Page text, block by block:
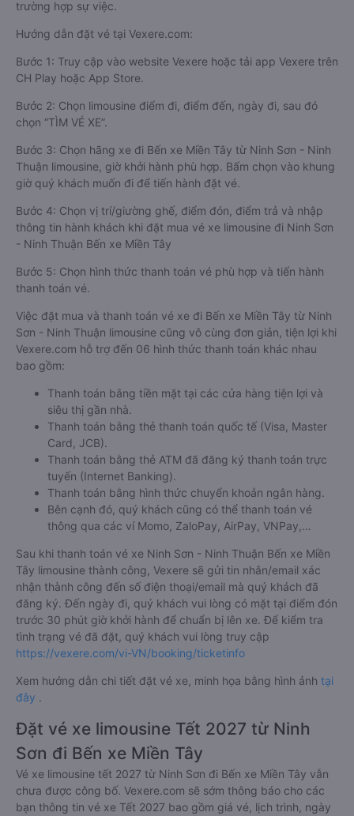
trường hợp sự việc.
Hướng dẫn đặt vé tại Vexere.com:
Bước 1: Truy cập vào website Vexere hoặc tải app Vexere trên
CH Play hoặc App Store.
Bước 2: Chọn limousine điểm đi, điểm đến, ngày đi, sau đó
chọn “TÌM VÉ XE”.
Bước 3: Chọn hãng xe đi Bến xe Miền Tây từ Ninh Sơn - Ninh
Thuận limousine, giờ khởi hành phù hợp. Bấm chọn vào khung
giờ quý khách muốn đi để tiến hành đặt vé.
Bước 4: Chọn vị trí/giường ghế, điểm đón, điểm trả và nhập
thông tin hành khách khi đặt mua vé xe limousine đi Ninh Sơn
- Ninh Thuận Bến xe Miền Tây
Bước 5: Chọn hình thức thanh toán vé phù hợp và tiến hành
thanh toán vé.
Việc đặt mua và thanh toán vé xe đi Bến xe Miền Tây từ Ninh
Sơn - Ninh Thuận limousine cũng vô cùng đơn giản, tiện lợi khi
Vexere.com hỗ trợ đến 06 hình thức thanh toán khác nhau
bao gồm:
Thanh toán bằng tiền mặt tại các cửa hàng tiện lợi và
siêu thị gần nhà.
Thanh toán bằng thẻ thanh toán quốc tế (Visa, Master
Card, JCB).
Thanh toán bằng thẻ ATM đã đăng ký thanh toán trực
tuyến (Internet Banking).
Thanh toán bằng hình thức chuyển khoản ngân hàng.
Bên cạnh đó, quý khách cũng có thể thanh toán vé
thông qua các ví Momo, ZaloPay, AirPay, VNPay,…
Sau khi thanh toán vé xe Ninh Sơn - Ninh Thuận Bến xe Miền
Tây limousine thành công, Vexere sẽ gửi tin nhắn/email xác
nhận thành công đến số điện thoại/email mà quý khách đã
đăng ký. Đến ngày đi, quý khách vui lòng có mặt tại điểm đón
trước 30 phút giờ khởi hành để chuẩn bị lên xe. Để kiểm tra
tình trạng vé đã đặt, quý khách vui lòng truy cập
https://vexere.com/vi-VN/booking/ticketinfo
Xem hướng dẫn chi tiết đặt vé xe, minh họa bằng hình ảnh tại
đây .
Đặt vé xe limousine Tết 2027 từ Ninh
Sơn đi Bến xe Miền Tây
Vé xe limousine tết 2027 từ Ninh Sơn đi Bến xe Miền Tây vẫn
chưa được công bố. Vexere.com sẽ sớm thông báo cho các
bạn thông tin vé xe Tết 2027 bao gồm giá vé, lịch trình, ngày